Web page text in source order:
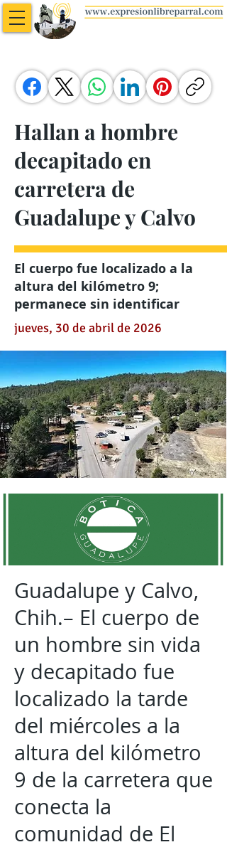
Hallan a hombre
decapitado en
carretera de
Guadalupe y Calvo
El cuerpo fue localizado a la
altura del kilómetro 9;
permanece sin identificar
jueves, 30 de abril de 2026
Guadalupe y Calvo,
Chih.– El cuerpo de
un hombre sin vida
y decapitado fue
localizado la tarde
del miércoles a la
altura del kilómetro
9 de la carretera que
conecta la
comunidad de El